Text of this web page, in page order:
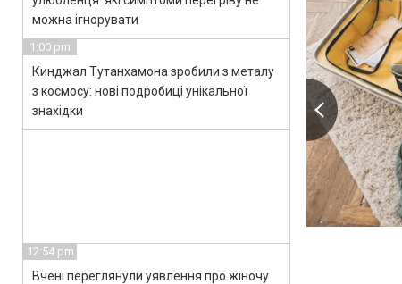
можна ігнорувати
1:00 pm
Кинджал Тутанхамона зробили з металу
з космосу: нові подробиці унікальної
знахідки
12:54 pm
Вчені переглянули уявлення про жіночу